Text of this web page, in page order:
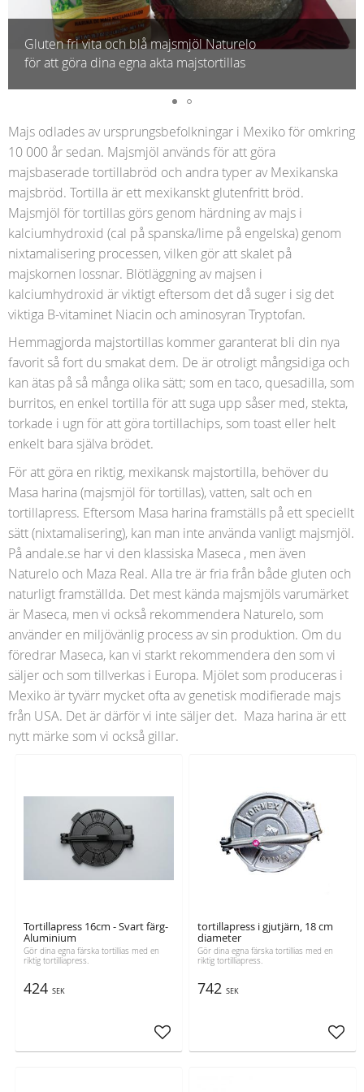
Gluten fri vita och blå majsmjöl Naturelo
för att göra dina egna akta majstortillas
Majs odlades av ursprungsbefolkningar i Mexiko för omkring
10 000 år sedan. Majsmjöl används för att göra
majsbaserade tortillabröd och andra typer av Mexikanska
majsbröd. Tortilla är ett mexikanskt glutenfritt bröd.
Majsmjöl för tortillas görs genom härdning av majs i
kalciumhydroxid (cal på spanska/lime på engelska) genom
nixtamalisering processen, vilken gör att skalet på
majskornen lossnar. Blötläggning av majsen i
kalciumhydroxid är viktigt eftersom det då suger i sig det
viktiga B-vitaminet Niacin och aminosyran Tryptofan.
Hemmagjorda majstortillas kommer garanterat bli din nya
favorit så fort du smakat dem. De är otroligt mångsidiga och
kan ätas på så många olika sätt; som en taco, quesadilla, som
burritos, en enkel tortilla för att suga upp såser med, stekta,
torkade i ugn för att göra tortillachips, som toast eller helt
enkelt bara själva brödet.
För att göra en riktig, mexikansk majstortilla, behöver du
Masa harina (majsmjöl för tortillas), vatten, salt och en
tortillapress. Eftersom Masa harina framställs på ett speciellt
sätt (nixtamalisering), kan man inte använda vanligt majsmjöl.
På andale.se har vi den klassiska Maseca , men även
Naturelo och Maza Real. Alla tre är fria från både gluten och
naturligt framställda. Det mest kända majsmjöls varumärket
är Maseca, men vi också rekommendera Naturelo, som
använder en miljövänlig process av sin produktion. Om du
föredrar Maseca, kan vi starkt rekommendera den som vi
säljer och som tillverkas i Europa. Mjölet som produceras i
Mexiko är tyvärr mycket ofta av genetisk modifierade majs
från USA. Det är därför vi inte säljer det. Maza harina är ett
nytt märke som vi också gillar.
Tortillapress 16cm - Svart färg-
Aluminium
Gör dina egna färska tortillias med en
riktig tortilliapress.
424 SEK
Lägg till i favoriter
tortillapress i gjutjärn, 18 cm
diameter
Gör dina egna färska tortillias med en
riktig tortilliapress.
742 SEK